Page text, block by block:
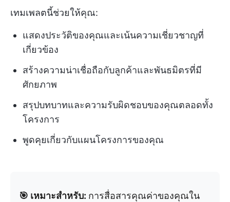
เทมเพลตนี้ช่วยให้คุณ:
แสดงประวัติของคุณและเน้นความเชี่ยวชาญที่
เกี่ยวข้อง
สร้างความน่าเชื่อถือกับลูกค้าและพันธมิตรที่มี
ศักยภาพ
สรุปบทบาทและความรับผิดชอบของคุณตลอดทั้ง
โครงการ
พูดคุยเกี่ยวกับแผนโครงการของคุณ
🎯 เหมาะสำหรับ: การสื่อสารคุณค่าของคุณใน